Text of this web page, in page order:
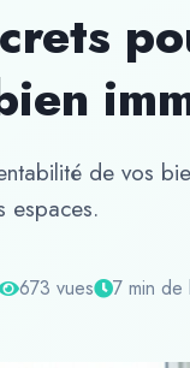
de vos
espaces.
673 vues 7 min de